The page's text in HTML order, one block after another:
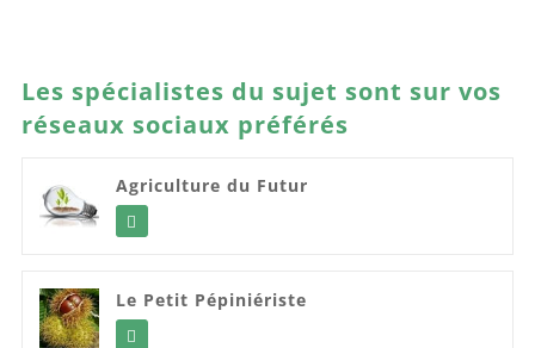
Les spécialistes du sujet sont sur vos
réseaux sociaux préférés
Agriculture du Futur
Le Petit Pépiniériste